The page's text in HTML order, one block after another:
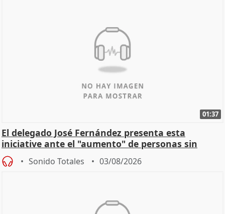
01:37
El delegado José Fernández presenta esta
iniciative ante el "aumento" de personas sin
hogar en Madri
Sonido Totales 03/08/2026